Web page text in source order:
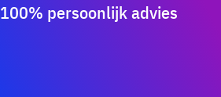
100% persoonlijk advies